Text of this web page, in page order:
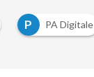
P PA Digitale